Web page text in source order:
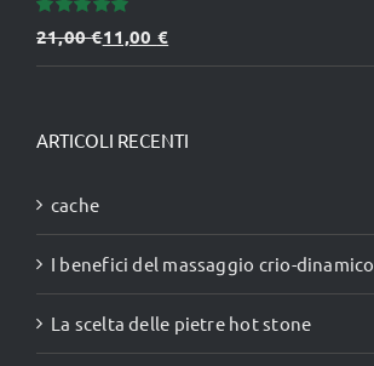
era:
99,00 €.
Valutato
5.00su 5
21,00€11,00 €
ARTICOLI RECENTI
cache
I benefici del massaggio crio-dinamico
La scelta delle pietre hot stone